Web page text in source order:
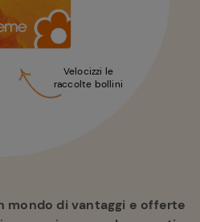
Velocizzi le
raccolte bollini
mondo di vantaggi e offerte